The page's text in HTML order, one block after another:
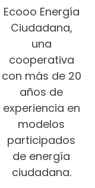
Ecooo Energía
Ciudadana,
una
cooperativa
con más de 20
años de
experiencia en
modelos
participados
de energía
ciudadana.